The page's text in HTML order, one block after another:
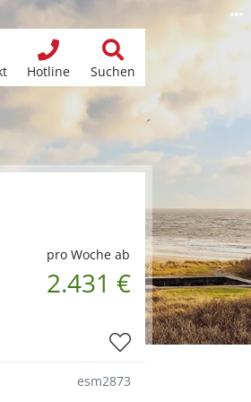
Hotline Suchen
pro Woche ab
2.431 €
esm2873